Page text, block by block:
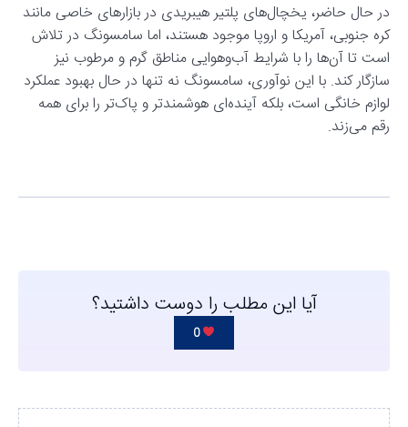
در حال حاضر، یخچال‌های پلتیر هیبریدی در بازارهای خاصی مانند
کره جنوبی، آمریکا و اروپا موجود هستند، اما سامسونگ در تلاش
است تا آن‌ها را با شرایط آب‌وهوایی مناطق گرم و مرطوب نیز
سازگار کند. با این نوآوری، سامسونگ نه تنها در حال بهبود عملکرد
لوازم خانگی است، بلکه آینده‌ای هوشمندتر و پاک‌تر را برای همه
رقم می‌زند.
آیا این مطلب را دوست داشتید؟
0